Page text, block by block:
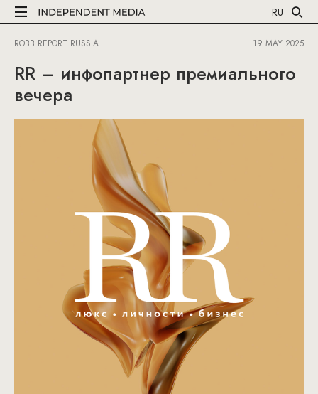
RU
ROBB REPORT RUSSIA 19 MAY 2025
RR – инфопартнер премиального
вечера